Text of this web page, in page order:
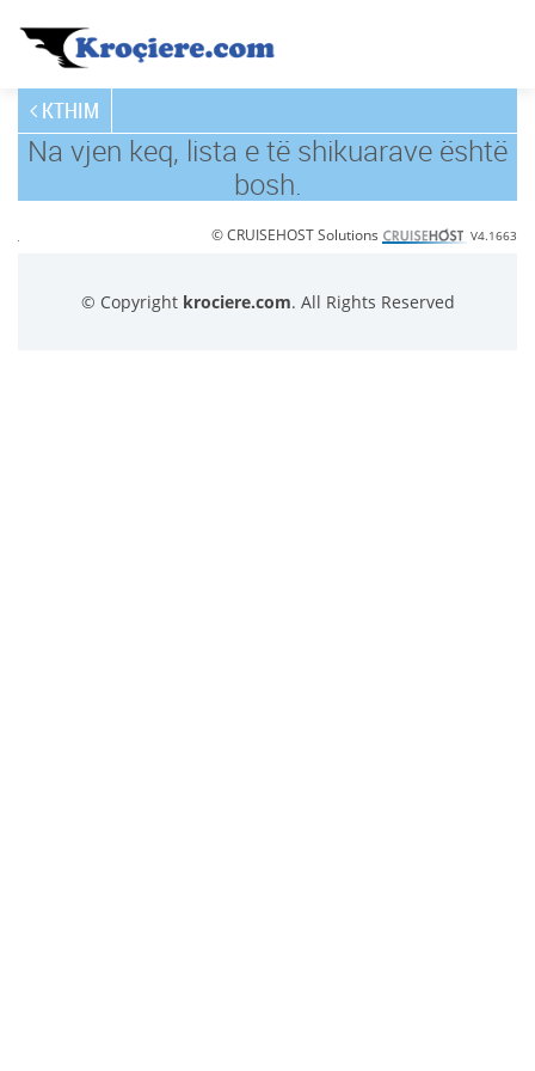
KTHIM
Na vjen keq, lista e të shikuarave është
bosh.
© CRUISEHOST Solutions V4.1663
© Copyright krociere.com. All Rights Reserved